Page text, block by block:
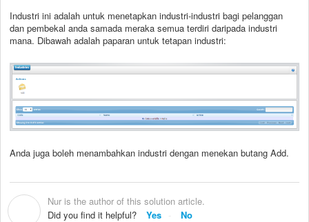
Industri ini adalah untuk menetapkan industri-industri bagi pelanggan
dan pembekal anda samada meraka semua terdiri daripada industri
mana. Dibawah adalah paparan untuk tetapan industri:
Anda juga boleh menambahkan industri dengan menekan butang Add.
Nur is the author of this solution article.
Did you find it helpful?
Yes No